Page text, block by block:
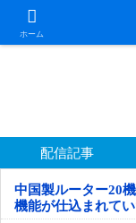
ホーム日本第一！ニ
配信記事
中国製ルーター20
機能が仕込まれて